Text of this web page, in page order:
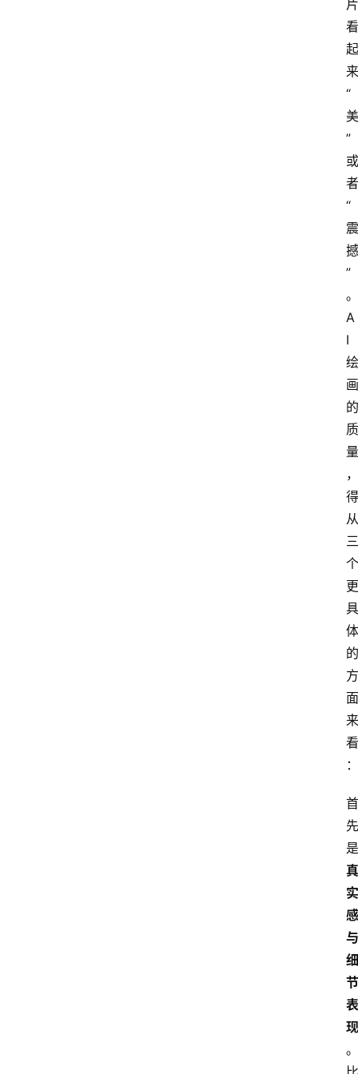
片
看
起
来
“
美
”
或
者
“
震
撼
”
。
A
I
绘
画
的
质
量
，
得
从
三
个
更
具
体
的
方
面
来
看
：
首
先
是
真
实
感
与
细
节
表
现
。